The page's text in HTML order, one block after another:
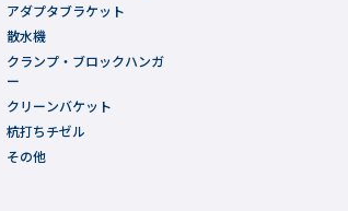
アダプタブラケット
散水機
クランプ・ブロックハンガ
ー
クリーンバケット
杭打ちチゼル
その他